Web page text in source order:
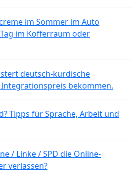
im Sommer im Auto
im Kofferraum oder
deutsch-kurdische
bekommen.
Tipps für Sprache, Arbeit und
/ Linke / SPD die Online-
verlassen?